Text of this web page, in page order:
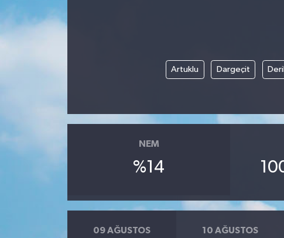
Artuklu Dargeçit
NEM
%14
09 AĞUSTOS 10 AĞUSTOS